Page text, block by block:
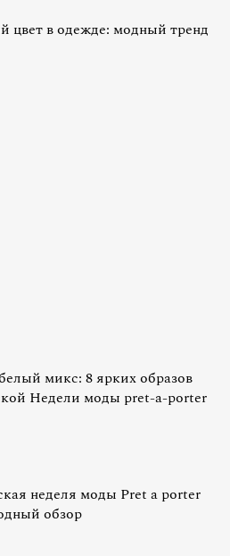
цвет в одежде: модный тренд
микс: 8 ярких образов
Недели моды pret-a-porter
неделя моды Pret a porter
обзор